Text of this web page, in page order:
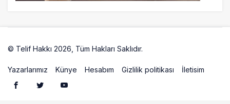
© Telif Hakkı 2026, Tüm Hakları Saklıdır.
Yazarlarımız Künye Hesabım Gizlilik politikası İletisim